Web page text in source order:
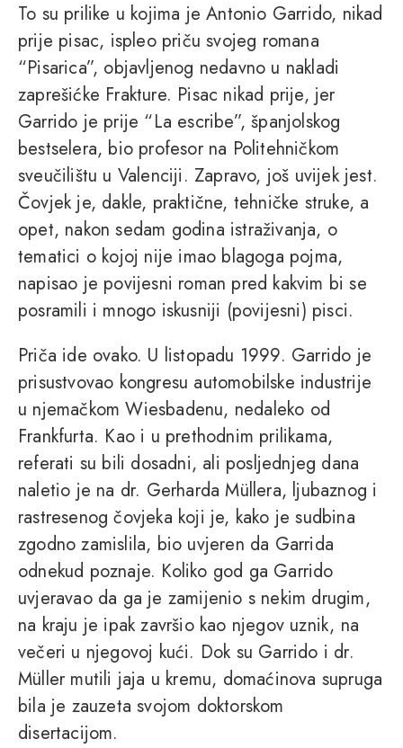
To su prilike u kojima je Antonio Garrido, nikad
prije pisac, ispleo priču svojeg romana
“Pisarica”, objavljenog nedavno u nakladi
zaprešićke Frakture. Pisac nikad prije, jer
Garrido je prije “La escribe”, španjolskog
bestselera, bio profesor na Politehničkom
sveučilištu u Valenciji. Zapravo, još uvijek jest.
Čovjek je, dakle, praktične, tehničke struke, a
opet, nakon sedam godina istraživanja, o
tematici o kojoj nije imao blagoga pojma,
napisao je povijesni roman pred kakvim bi se
posramili i mnogo iskusniji (povijesni) pisci.
Priča ide ovako. U listopadu 1999. Garrido je
prisustvovao kongresu automobilske industrije
u njemačkom Wiesbadenu, nedaleko od
Frankfurta. Kao i u prethodnim prilikama,
referati su bili dosadni, ali posljednjeg dana
naletio je na dr. Gerharda Müllera, ljubaznog i
rastresenog čovjeka koji je, kako je sudbina
zgodno zamislila, bio uvjeren da Garrida
odnekud poznaje. Koliko god ga Garrido
uvjeravao da ga je zamijenio s nekim drugim,
na kraju je ipak završio kao njegov uznik, na
večeri u njegovoj kući. Dok su Garrido i dr.
Müller mutili jaja u kremu, domaćinova supruga
bila je zauzeta svojom doktorskom
disertacijom.